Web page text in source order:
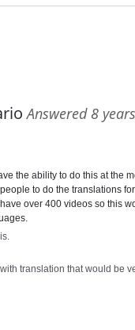
Answered 8
the ability to do this at the
to do the translations
over 400 videos so this
translation that would be